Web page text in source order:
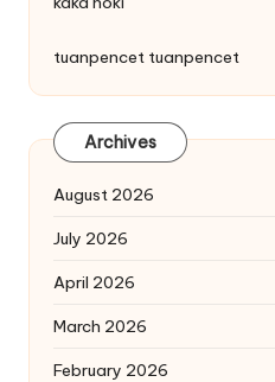
tuanpencet tuanpencet
Archives
August 2026
July 2026
April 2026
March 2026
February 2026